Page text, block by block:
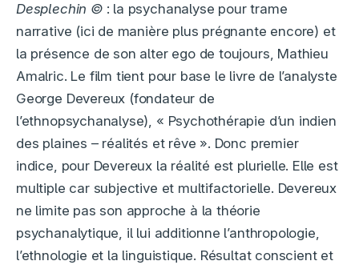
Desplechin ©: la psychanalyse pour trame
narrative (ici de manière plus prégnante encore) et
la présence de son alter ego de toujours, Mathieu
Amalric. Le film tient pour base le livre de l’analyste
George Devereux (fondateur de
l’ethnopsychanalyse), « Psychothérapie d’un indien
des plaines – réalités et rêve ». Donc premier
indice, pour Devereux la réalité est plurielle. Elle est
multiple car subjective et multifactorielle. Devereux
ne limite pas son approche à la théorie
psychanalytique, il lui additionne l’anthropologie,
l’ethnologie et la linguistique. Résultat conscient et